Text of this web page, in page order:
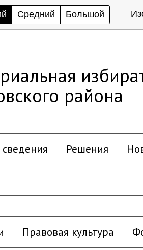
Средний Большой
района
Решения
Правовая культура